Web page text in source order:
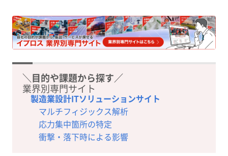
＼目的や課題から探す／
業界別専門サイト
製造業設計ITソリューションサイト
マルチフィジックス解析
応力集中箇所の特定
衝撃・落下時による影響